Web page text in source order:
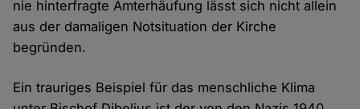
nie hinterfragte Ämterhäufung lässt sich nicht allein
aus der damaligen Notsituation der Kirche
begründen.
Ein trauriges Beispiel für das menschliche Klima